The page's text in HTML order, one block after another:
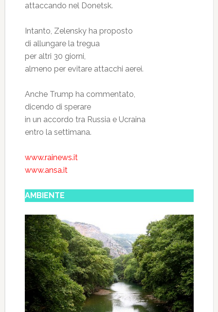
attaccando nel Donetsk.
Intanto, Zelensky ha proposto
di allungare la tregua
per altri 30 giorni,
almeno per evitare attacchi aerei.
Anche Trump ha commentato,
dicendo di sperare
in un accordo tra Russia e Ucraina
entro la settimana.
www.rainews.it
www.ansa.it
AMBIENTE